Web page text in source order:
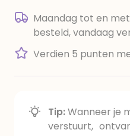
Maandag tot en
besteld, vandaag
Verdien 5 punten
Tip:Wanneer je
verstuurt,